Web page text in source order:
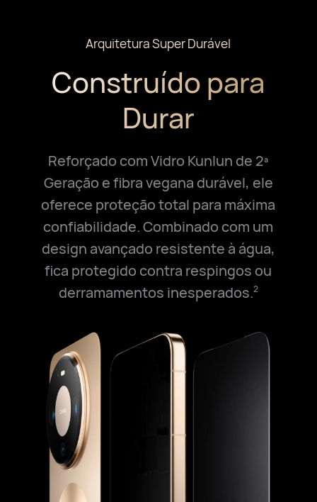
Arquitetura Super Durável
Construído para
Durar
Reforçado com Vidro Kunlun de 2ª
Geração e fibra vegana durável, ele
oferece proteção total para máxima
confiabilidade. Combinado com um
design avançado resistente à água,
fica protegido contra respingos ou
derramamentos inesperados.2